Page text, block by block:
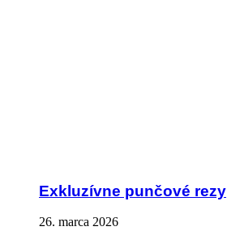
Exkluzívne punčové rezy
26. marca 2026